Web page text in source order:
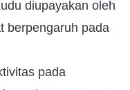
diupayakan oleh
berpengaruh pada
pada